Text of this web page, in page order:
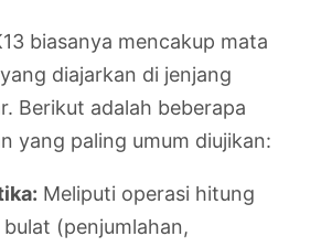
biasanya mencakup mata
diajarkan di jenjang
Berikut adalah beberapa
yang paling umum diujikan:
Meliputi operasi hitung
(penjumlahan,